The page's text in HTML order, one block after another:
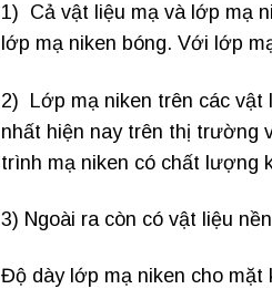
1) Cả vật liệu mạ và lớp mạ
lớp mạ niken bóng. Với lớp
2) Lớp mạ niken trên các vật
nhất hiện nay trên thị trường
trình mạ niken có chất lượng
3) Ngoài ra còn có vật liệu
Độ dày lớp mạ niken cho mặt